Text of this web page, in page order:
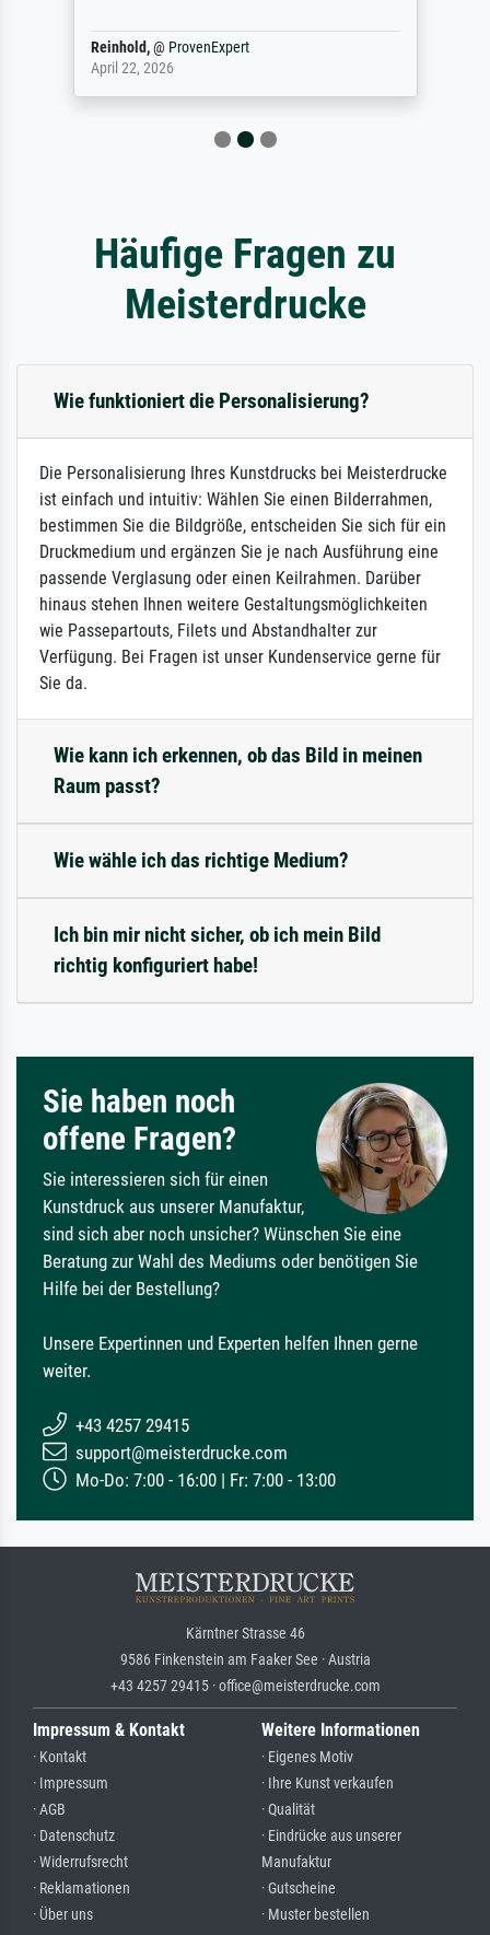
Reinhold,@ ProvenExpert
April 22, 2026
Häufige Fragen zu
Meisterdrucke
Wie funktioniert die Personalisierung?
Die Personalisierung Ihres Kunstdrucks bei Meisterdrucke
ist einfach und intuitiv: Wählen Sie einen Bilderrahmen,
bestimmen Sie die Bildgröße, entscheiden Sie sich für ein
Druckmedium und ergänzen Sie je nach Ausführung eine
passende Verglasung oder einen Keilrahmen. Darüber
hinaus stehen Ihnen weitere Gestaltungsmöglichkeiten
wie Passepartouts, Filets und Abstandhalter zur
Verfügung. Bei Fragen ist unser Kundenservice gerne für
Sie da.
Wie kann ich erkennen, ob das Bild in meinen
Raum passt?
Wie wähle ich das richtige Medium?
Ich bin mir nicht sicher, ob ich mein Bild
richtig konfiguriert habe!
Sie haben noch
offene Fragen?
Sie interessieren sich für einen
Kunstdruck aus unserer Manufaktur,
sind sich aber noch unsicher? Wünschen Sie eine
Beratung zur Wahl des Mediums oder benötigen Sie
Hilfe bei der Bestellung?
Unsere Expertinnen und Experten helfen Ihnen gerne
weiter.
+43 4257 29415
support@meisterdrucke.com
Mo-Do: 7:00 - 16:00 | Fr: 7:00 - 13:00
Kärntner Strasse 46
9586 Finkenstein am Faaker See · Austria
+43 4257 29415 · office@meisterdrucke.com
Impressum & Kontakt
· Kontakt
· Impressum
· AGB
· Datenschutz
· Widerrufsrecht
· Reklamationen
· Über uns
Weitere Informationen
· Eigenes Motiv
· Ihre Kunst verkaufen
· Qualität
· Eindrücke aus unserer
Manufaktur
· Gutscheine
· Muster bestellen